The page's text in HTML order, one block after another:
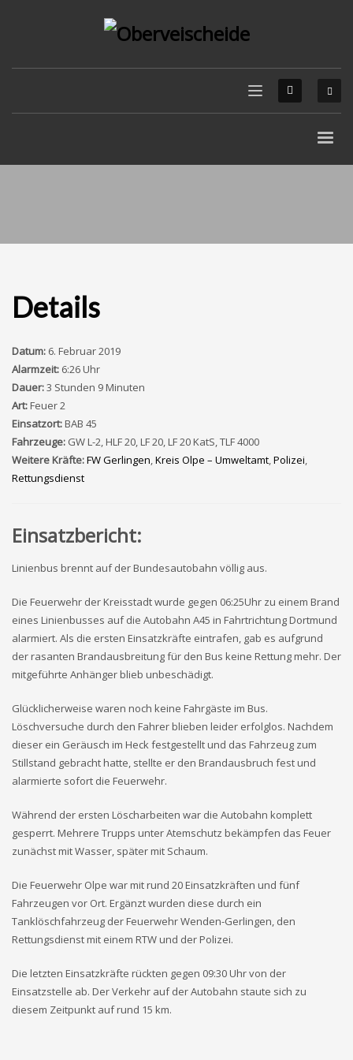
Details
Datum: 6. Februar 2019
Alarmzeit: 6:26 Uhr
Dauer:3 Stunden 9 Minuten
Art:Feuer 2
Einsatzort:BAB 45
Fahrzeuge: GW L-2, HLF 20, LF 20, LF 20 KatS, TLF 4000
Weitere Kräfte:FW Gerlingen,Kreis Olpe – Umweltamt,Polizei,
Rettungsdienst
Einsatzbericht:
Linienbus brennt auf der Bundesautobahn völlig aus.
Die Feuerwehr der Kreisstadt wurde gegen 06:25Uhr zu einem Brand
eines Linienbusses auf die Autobahn A45 in Fahrtrichtung Dortmund
alarmiert. Als die ersten Einsatzkräfte eintrafen, gab es aufgrund
der rasanten Brandausbreitung für den Bus keine Rettung mehr. Der
mitgeführte Anhänger blieb unbeschädigt.
Glücklicherweise waren noch keine Fahrgäste im Bus.
Löschversuche durch den Fahrer blieben leider erfolglos. Nachdem
dieser ein Geräusch im Heck festgestellt und das Fahrzeug zum
Stillstand gebracht hatte, stellte er den Brandausbruch fest und
alarmierte sofort die Feuerwehr.
Während der ersten Löscharbeiten war die Autobahn komplett
gesperrt. Mehrere Trupps unter Atemschutz bekämpfen das Feuer
zunächst mit Wasser, später mit Schaum.
Die Feuerwehr Olpe war mit rund 20 Einsatzkräften und fünf
Fahrzeugen vor Ort. Ergänzt wurden diese durch ein
Tanklöschfahrzeug der Feuerwehr Wenden-Gerlingen, den
Rettungsdienst mit einem RTW und der Polizei.
Die letzten Einsatzkräfte rückten gegen 09:30 Uhr von der
Einsatzstelle ab. Der Verkehr auf der Autobahn staute sich zu
diesem Zeitpunkt auf rund 15 km.